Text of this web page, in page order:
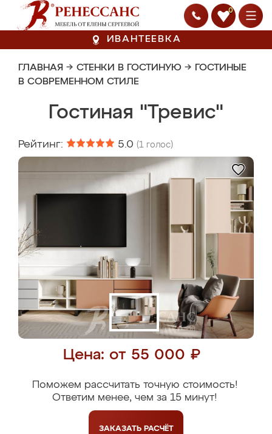
0
ИВАНТЕЕВКА
ГЛАВНАЯ → СТЕНКИ В ГОСТИНУЮ → ГОСТИНЫЕ
В СОВРЕМЕННОМ СТИЛЕ
Гостиная "Тревис"
Рейтинг: 5.0 (1 голос)
Цена: от 55 000 ₽
Поможем рассчитать точную стоимость!
Ответим менее, чем за 15 минут!
ЗАКАЗАТЬ РАСЧЁТ